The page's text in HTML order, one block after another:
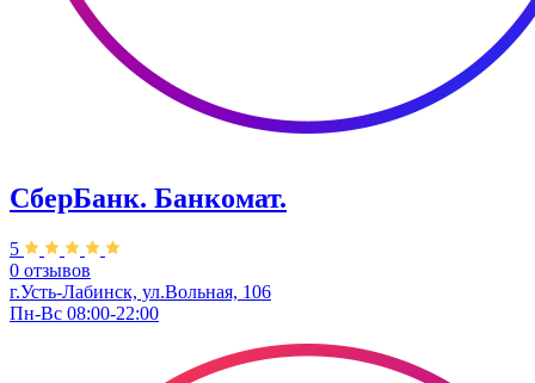
СберБанк. Банкомат.
5
0 отзывов
г.Усть-Лабинск, ул.Вольная, 106
Пн-Вс 08:00-22:00